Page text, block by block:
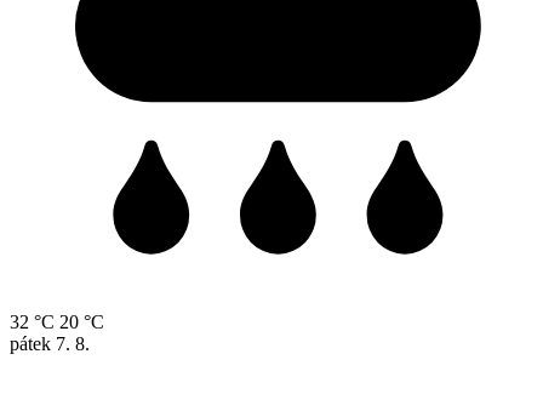
32 °C 20 °C
pátek 7. 8.